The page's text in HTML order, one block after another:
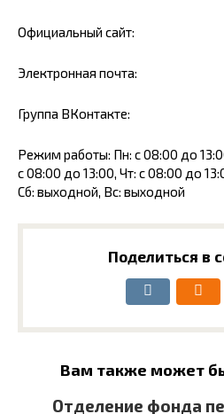
Официальный сайт:
Электронная почта:
Группа ВКонтакте:
Режим работы: Пн: с 08:00 до
с 08:00 до 13:00, Чт: с 08:00 до
Сб: выходной, Вс: выходной
Поделиться в
Вам также может
Отделение фонда